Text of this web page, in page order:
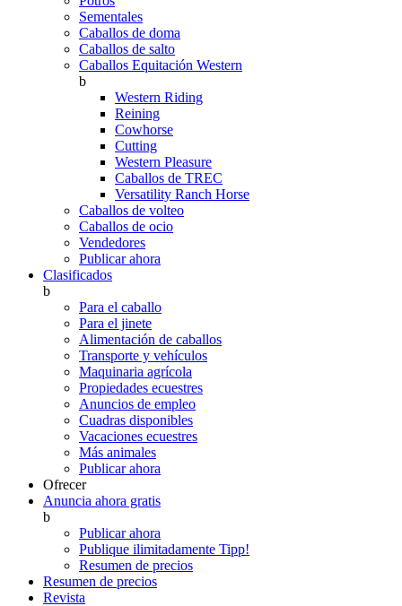
Sementales
Caballos de doma
Caballos de salto
Caballos Equitación Western
b
Western Riding
Reining
Cowhorse
Cutting
Western Pleasure
Caballos de TREC
Versatility Ranch Horse
Caballos de volteo
Caballos de ocio
Vendedores
Publicar ahora
Clasificados
b
Para el caballo
Para el jinete
Alimentación de caballos
Transporte y vehículos
Maquinaria agrícola
Propiedades ecuestres
Anuncios de empleo
Cuadras disponibles
Vacaciones ecuestres
Más animales
Publicar ahora
Ofrecer
Anuncia ahora gratis
b
Publicar ahora
Publique ilimitadamente Tipp!
Resumen de precios
Resumen de precios
Revista